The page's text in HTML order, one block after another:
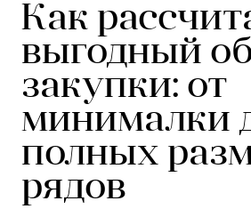
Как
выгодный
закупки: от
минималки
полных
рядов